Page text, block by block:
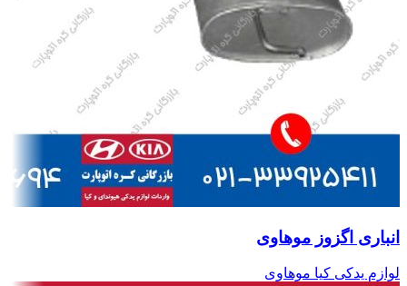
انباری اگزوز موهاوی
لوازم یدکی کیا موهاوی